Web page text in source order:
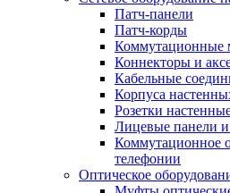
Патч-панели
Патч-корды
Коммутационные
Коннекторы и
Кабельные
Корпуса
Розетки
Лицевые панели и
Коммутационное
телефонии
Оптическое